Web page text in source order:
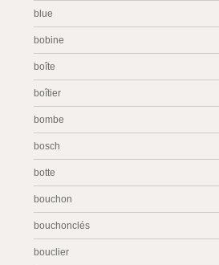
blue
bobine
boîte
boîtier
bombe
bosch
botte
bouchon
bouchonclés
bouclier